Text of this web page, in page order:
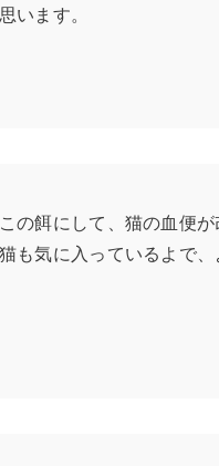
います。
の餌にして、猫の血便が
も気に入っているよで、